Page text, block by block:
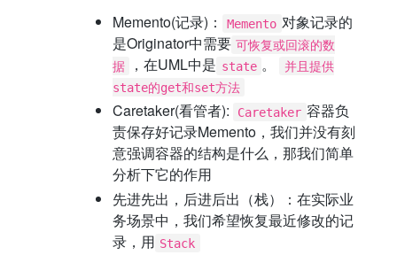
Memento(记录)：
Memento 对象记录的
是Originator中需要 可恢复或回滚的数
据
，在UML中是 state 。
并且提供
state的get和set方法
Caretaker(看管者): Caretaker 容器负
责保存好记录Memento，我们并没有刻
意强调容器的结构是什么，那我们简单
分析下它的作用
先进先出，后进后出（栈）：在实际业
务场景中，我们希望恢复最近修改的记
录，用 Stack